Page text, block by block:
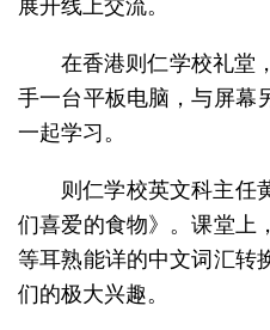
在香港则仁学校礼堂
手一台平板电脑，与屏幕
一起学习。
则仁学校英文科主任
们喜爱的食物》。课堂上
等耳熟能详的中文词汇转
们的极大兴趣。